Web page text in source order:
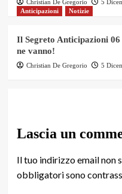
Christian De Gregorio 5
Anticipazioni
Notizie
Il Segreto Anticipazioni
ne vanno!
Christian De Gregorio 5
Lascia un
Il tuo indirizzo email non
obbligatori sono